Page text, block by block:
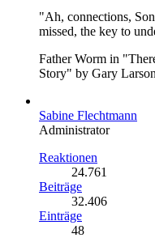
"Ah, connections,
missed, the key to
Father Worm in
Story" by Gary
Sabine Flechtmann
Administrator
Reaktionen
24.761
Beiträge
32.406
Einträge
48